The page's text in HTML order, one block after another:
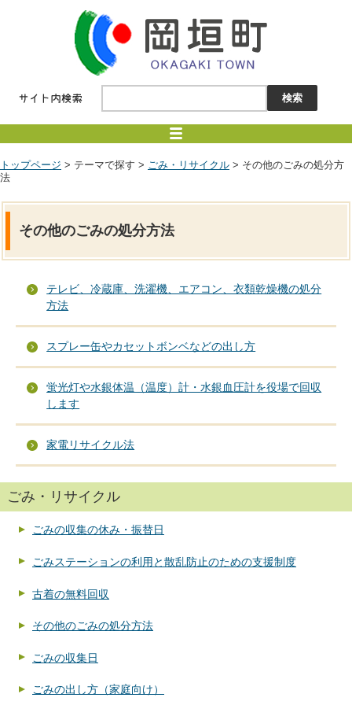
トップページ > テーマで探す > ごみ・リサイクル > その他のごみの処分方
法
その他のごみの処分方法
テレビ、冷蔵庫、洗濯機、エアコン、衣類乾燥機の処分
方法
スプレー缶やカセットボンベなどの出し方
蛍光灯や水銀体温（温度）計・水銀血圧計を役場で回収
します
家電リサイクル法
ごみ・リサイクル
ごみの収集の休み・振替日
ごみステーションの利用と散乱防止のための支援制度
古着の無料回収
その他のごみの処分方法
ごみの収集日
ごみの出し方（家庭向け）